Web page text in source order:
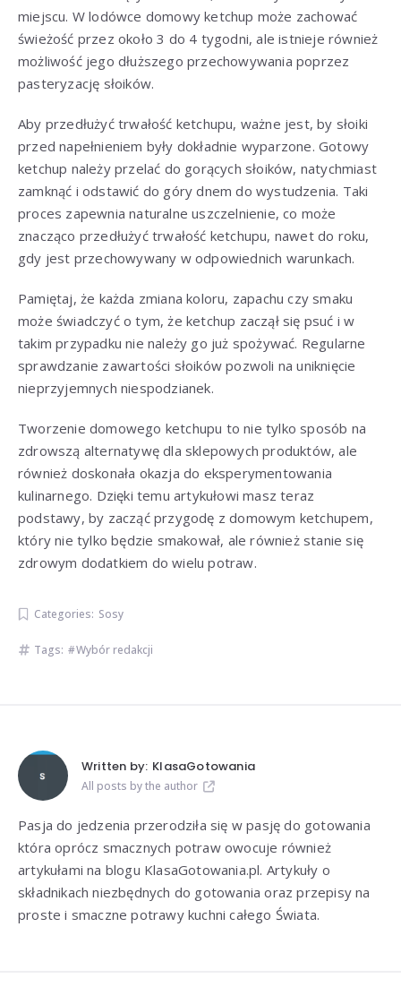
miejscu. W lodówce domowy ketchup może zachować
świeżość przez około 3 do 4 tygodni, ale istnieje również
możliwość jego dłuższego przechowywania poprzez
pasteryzację słoików.
Aby przedłużyć trwałość ketchupu, ważne jest, by słoiki
przed napełnieniem były dokładnie wyparzone. Gotowy
ketchup należy przelać do gorących słoików, natychmiast
zamknąć i odstawić do góry dnem do wystudzenia. Taki
proces zapewnia naturalne uszczelnienie, co może
znacząco przedłużyć trwałość ketchupu, nawet do roku,
gdy jest przechowywany w odpowiednich warunkach.
Pamiętaj, że każda zmiana koloru, zapachu czy smaku
może świadczyć o tym, że ketchup zaczął się psuć i w
takim przypadku nie należy go już spożywać. Regularne
sprawdzanie zawartości słoików pozwoli na uniknięcie
nieprzyjemnych niespodzianek.
Tworzenie domowego ketchupu to nie tylko sposób na
zdrowszą alternatywę dla sklepowych produktów, ale
również doskonała okazja do eksperymentowania
kulinarnego. Dzięki temu artykułowi masz teraz
podstawy, by zacząć przygodę z domowym ketchupem,
który nie tylko będzie smakował, ale również stanie się
zdrowym dodatkiem do wielu potraw.
Categories: Sosy
Tags: Wybór redakcji
Written by: KlasaGotowania
All posts by the author
Pasja do jedzenia przerodziła się w pasję do gotowania
która oprócz smacznych potraw owocuje również
artykułami na blogu KlasaGotowania.pl. Artykuły o
składnikach niezbędnych do gotowania oraz przepisy na
proste i smaczne potrawy kuchni całego Świata.